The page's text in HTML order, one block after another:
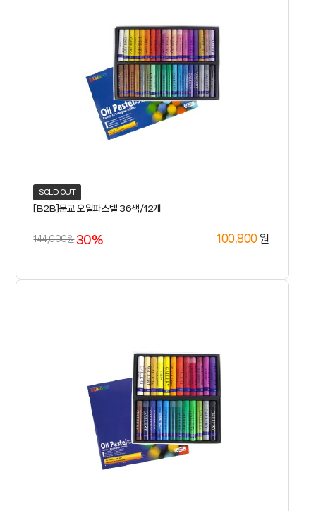
SOLD OUT
[B2B]문교 오일파스텔 36색/12개
144,000원30% 100,800 원